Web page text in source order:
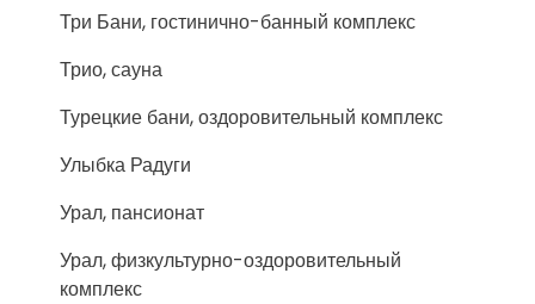
Три Бани, гостинично-банный комплекс
Трио, сауна
Турецкие бани, оздоровительный комплекс
Улыбка Радуги
Урал, пансионат
Урал, физкультурно-оздоровительный
комплекс